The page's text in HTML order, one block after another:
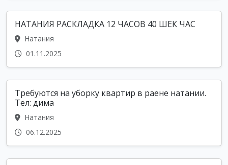
НАТАНИЯ РАСКЛАДКА 12 ЧАСОВ 40 ШЕК ЧАС
Натания
01.11.2025
Требуются на уборку квартир в раене натании.
Тел: дима
Натания
06.12.2025